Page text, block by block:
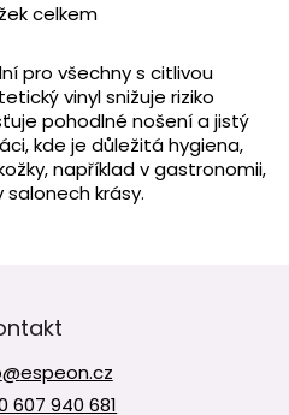
O
l
á
d
a
c
í
p
v
ý
p
i
celkem
pro všechny s citlivou
vinyl snižuje riziko
pohodlné nošení a jistý
kde je důležitá hygiena,
například v gastronomii,
krásy.
@espeon.cz
607 940 681